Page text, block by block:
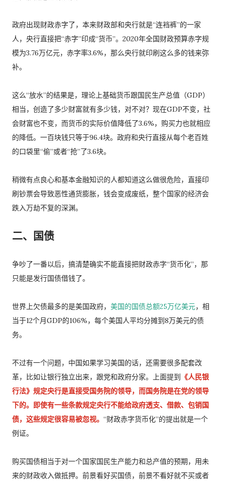
政府出现财政赤字了，本来财政部和央行就是“连裆裤”的一家
人，央行直接把“赤字”印成“货币”。2020年全国财政预算赤字规
模为3.76万亿元，赤字率3.6%，那么央行就印刷这么多的钱来弥
补。
这么“放水”的结果是，理论上基础货币跟国民生产总值（GDP）
相当，创造了多少财富就有多少钱，对不对？现在GDP不变，社
会财富也不变，而货币的实际价值降低了3.6%，购买力也就相应
的降低。一百块钱只等于96.4块。政府和央行直接从每个老百姓
的口袋里“偷”或者“抢”了3.6块。
稍微有点良心和基本金融知识的人都知道这么做很危险，直接印
刷钞票会导致恶性通货膨胀，钱会变成废纸，整个国家的经济会
跌入万劫不复的深渊。
二、国债
争吵了一番以后，搞清楚确实不能直接把财政赤字“货币化”，那
只能是发行国债借钱了。
世界上欠债最多的是美国政府， 美国的国债总额25万亿美元，相
当于12个月GDP的106%，每个美国人平均分摊到8万美元的债
务。
不过有一个问题，中国如果学习美国的话，还需要很多配套改
革，比如让银行独立出来，跟党和政府分家。上面提到 《人民银
行法》规定央行是直接受国务院的领导，而国务院是在党的领导
下的。即使有一些条款规定央行不能给政府透支、借款、包销国
债，这些规定很容易被忽视。 “财政赤字货币化”的提出就是一个
例证。
购买国债相当于对一个国家国民生产能力和总产值的预期，用未
来的财政收入做抵押。前景看好买国债，前景不看好就不买或者